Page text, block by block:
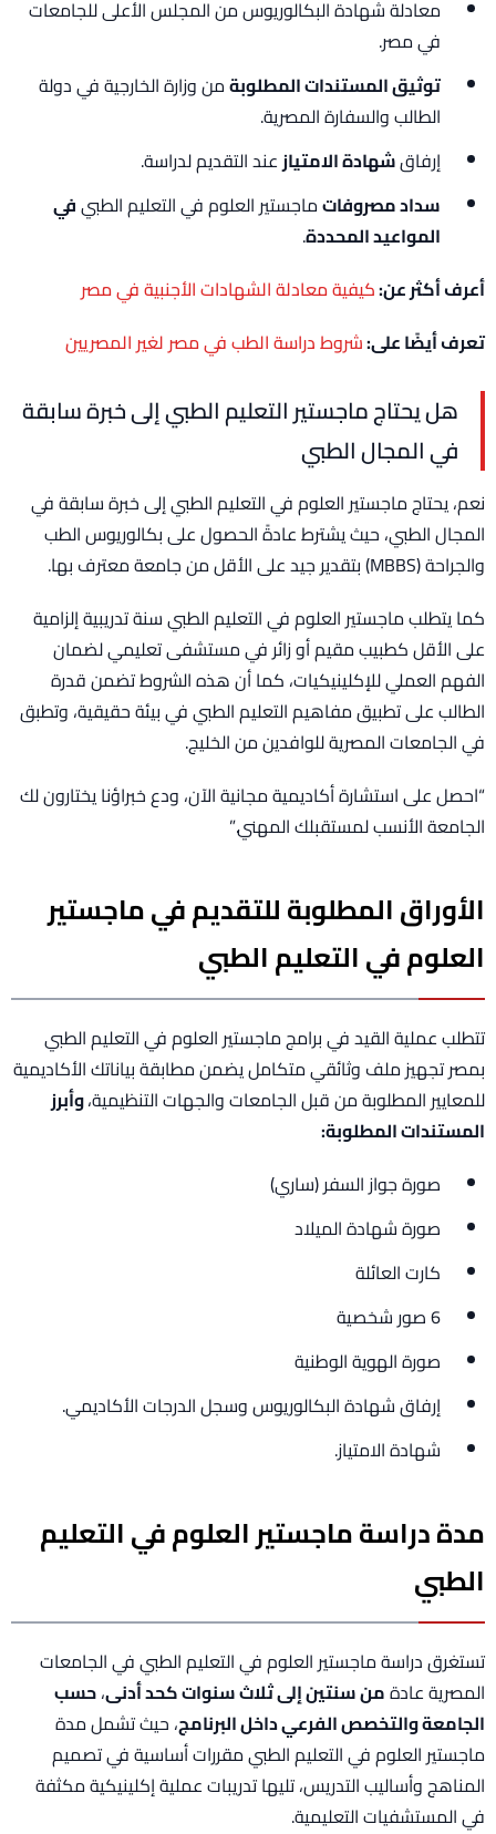
معادلة شهادة البكالوريوس من المجلس الأعلى للجامعات
في مصر.
توثيق المستندات المطلوبةمن وزارة الخارجية في دولة
الطالب والسفارة المصرية.
إرفاقشهادة الامتيازعند التقديم لدراسة.
سداد مصروفاتماجستير العلوم في التعليم الطبيفي
المواعيد المحددة.
أعرف أكثر عن:كيفية معادلة الشهادات الأجنبية في مصر
تعرف أيضًا على:شروط دراسة الطب في مصر لغير المصريين
هل يحتاج ماجستير التعليم الطبي إلى خبرة سابقة
في المجال الطبي
نعم، يحتاج ماجستير العلوم في التعليم الطبي إلى خبرة سابقة في
المجال الطبي، حيث يشترط عادةً الحصول على بكالوريوس الطب
والجراحة (MBBS) بتقدير جيد على الأقل من جامعة معترف بها.
كما يتطلب ماجستير العلوم في التعليم الطبي سنة تدريبية إلزامية
على الأقل كطبيب مقيم أو زائر في مستشفى تعليمي لضمان
الفهم العملي للإكلينيكيات، كما أن هذه الشروط تضمن قدرة
الطالب على تطبيق مفاهيم التعليم الطبي في بيئة حقيقية، وتطبق
في الجامعات المصرية للوافدين من الخليج.
“احصل على استشارة أكاديمية مجانية الآن، ودع خبراؤنا يختارون لك
الجامعة الأنسب لمستقبلك المهني.”
الأوراق المطلوبة للتقديم في ماجستير
العلوم في التعليم الطبي
تتطلب عملية القيد في برامج ماجستير العلوم في التعليم الطبي
بمصر تجهيز ملف وثائقي متكامل يضمن مطابقة بياناتك الأكاديمية
للمعايير المطلوبة من قبل الجامعات والجهات التنظيمية،وأبرز
المستندات المطلوبة:
صورة جواز السفر (ساري)
صورة شهادة الميلاد
كارت العائلة
6 صور شخصية
صورة الهوية الوطنية
إرفاق شهادة البكالوريوس وسجل الدرجات الأكاديمي.
شهادة الامتياز.
مدة دراسة ماجستير العلوم في التعليم
الطبي
تستغرق دراسة ماجستير العلوم في التعليم الطبي في الجامعات
المصرية عادةمن سنتين إلى ثلاث سنوات كحد أدنى،حسب
الجامعة والتخصص الفرعي داخل البرنامج، حيث تشمل مدة
ماجستير العلوم في التعليم الطبي مقررات أساسية في تصميم
المناهج وأساليب التدريس، تليها تدريبات عملية إكلينيكية مكثفة
في المستشفيات التعليمية.